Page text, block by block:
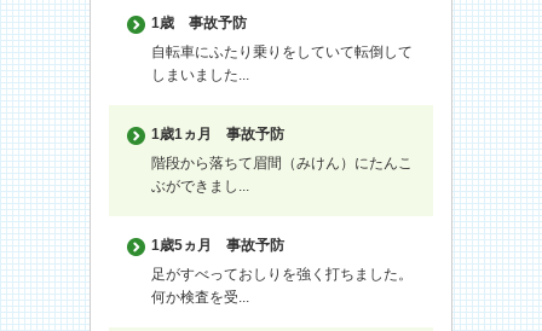
1歳
事故予防
自転車にふたり乗りをしていて転倒して
しまいました...
1歳1ヵ月
事故予防
階段から落ちて眉間（みけん）にたんこ
ぶができまし...
1歳5ヵ月
事故予防
足がすべっておしりを強く打ちました。
何か検査を受...